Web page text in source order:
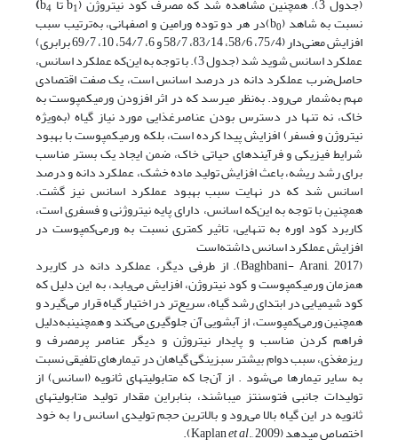
(جدول 3). همچنین مشاهده شد که مصرف کود نیتروژن (b 1 تا b 4
)
نسبت به شاهد (b0 )در هر دو توده ورامین و اصفهانی، به‌ترتیب سبب
افزایش معنی‌دار (75/4، 58/6، 83/14، 58/7 و 6، 54/7، 10، 69/7 برابری)
عملکرد اسانس شوید شد (جدول 3). با توجه به این‌که عملکرد اسانس،
حاصل‌ضرب عملکرد دانه در درصد اسانس است، یک صفت اقتصادی
مهم به‌شمار می‌رود. به‌نظر می­رسد که در اثر افزودن ورمی­کمپوست به
خاک، نه تنها در دسترس بودن عناصرغذایی مورد نیاز گیاه (به‌ویژه
نیتروژن و فسفر) افزایش پیدا کرده است، بلکه ورمی­کمپوست با بهبود
شرایط فیزیکی و فرآیندهای حیاتی خاک، ضمن ایجاد یک بستر مناسب
برای رشد ریشه، باعث افزایش تولید ماده خشک، عملکرد دانه و درصد
اسانس شد که در نهایت سبب بهبود عملکرد اسانس نیز گشت.
همچنین با توجه به این‌که اسانس، دارای پایه نیتروژنی و فسفری است،
کاربرد کود اوره به تنهایی، تاثیر کمتری نسبت به ورمی‌کمپوست در
افزایش عملکرد اسانس داشته‌است
(Baghbani- Arani, 2017). از طرفی دیگر، عملکرد دانه در کاربرد
همزمان ورمی­کمپوست و کود نیتروژن، افزایش می‌یابد، به این ‌دلیل که
کود شیمیایی در ابتدای رشد گیاه، سریع‌تر در اختیار گیاه قرار می‌گیرد و
همچنین ورمی‌کمپوست، از آبشویی آن جلوگیری می‌کند و همچنینبه‌دلیل
فراهم کردن مناسب و پایدار نیتروژن و دیگر عناصر پرمصرف و
ریزمغذی، سبب دوام بیشتر سبزینگی گیاهان در تیمارهای تلفیقی نسبت
به سایر تیمارها می‌شود . از آن‌جا که متابولیت­های ثانویه (اسانس) از
تولیدات جانبی فتوسنتز می­باشند، بنابراین مقدار تولید متابولیت­های
ثانویه در این گیاه بالا می‌رود و بالاترین حجم تولیدی اسانس را به خود
اختصاص می­دهد (Kaplan et al., 2009).